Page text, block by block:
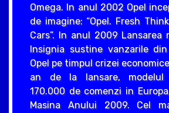
Omega. In anul 2002 Opel
de imagine: “Opel. Fresh
Cars”. In anul 2009 Lansarea
Insignia sustine vanzarile
Opel pe timpul crizei
an de la lansare,
170.000 de comenzi in
Masina Anului 2009. Cel